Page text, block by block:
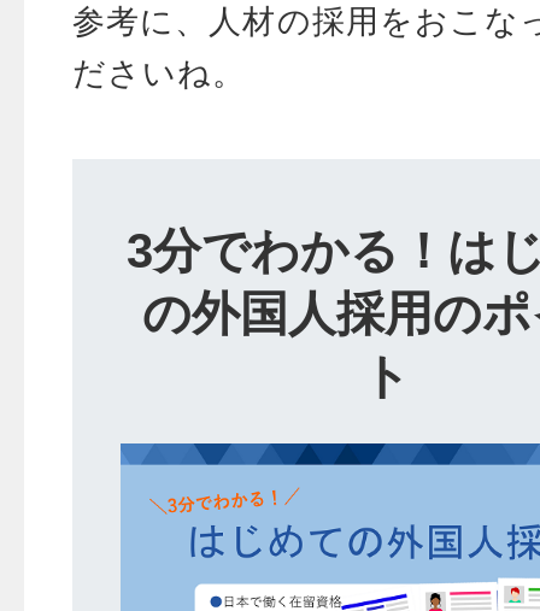
参考に、人材の採用をおこな
ださいね。
3分でわかる！は
の外国人採用の
ト